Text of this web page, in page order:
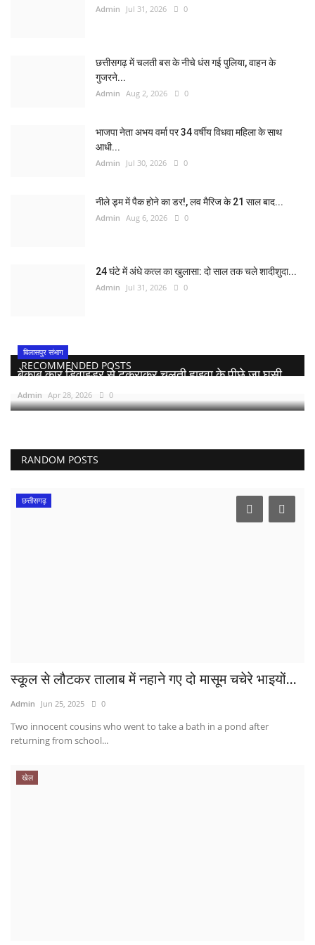
Admin Jul 31, 2026 0
छत्तीसगढ़ में चलती बस के नीचे धंस गई पुलिया, वाहन के
गुजरने...
Admin Aug 2, 2026 0
भाजपा नेता अभय वर्मा पर 34 वर्षीय विधवा महिला के साथ
आधी...
Admin Jul 30, 2026 0
नीले ड्र्म में पैक होने का डर!, लव मैरिज के 21 साल बाद...
Admin Aug 6, 2026 0
24 घंटे में अंधे कत्ल का खुलासा: दो साल तक चले शादीशुदा...
Admin Jul 31, 2026 0
RECOMMENDED POSTS
बिलासपुर संभाग
बेकाबू कार डिवाइडर से टकराकर चलती हाइवा के पीछे जा घुसी,...
Admin Apr 28, 2026 0
RANDOM POSTS
छत्तीसगढ़
स्कूल से लौटकर तालाब में नहाने गए दो मासूम चचेरे भाइयों...
Admin Jun 25, 2025 0
Two innocent cousins ​​who went to take a bath in a pond after
returning from school...
खेल